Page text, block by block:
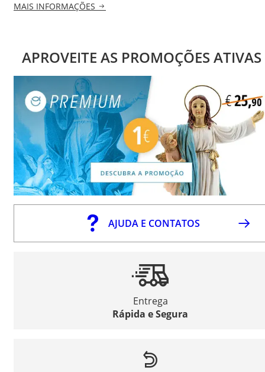
MAIS INFORMAÇÕES
APROVEITE AS PROMOÇÕES ATIVAS
AJUDA E CONTATOS
Entrega
Rápida e Segura